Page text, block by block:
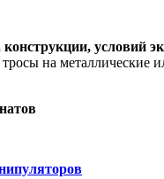
условий
на металлические